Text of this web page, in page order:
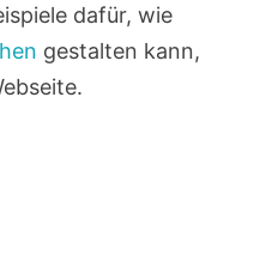
dafür, wie
gestalten kann,